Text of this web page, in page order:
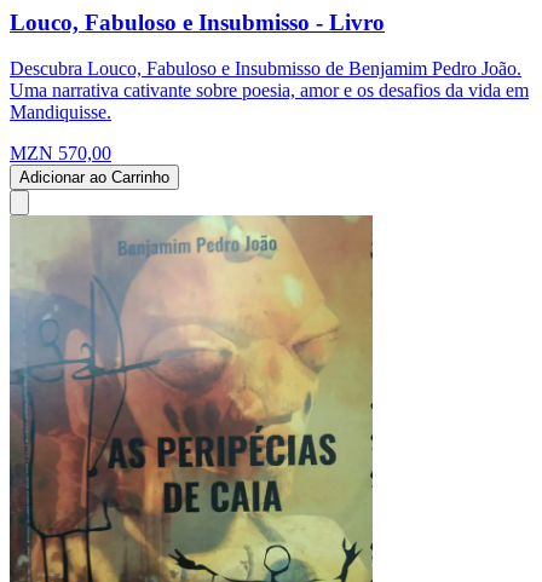
Louco, Fabuloso e Insubmisso - Livro
Descubra Louco, Fabuloso e Insubmisso de Benjamim Pedro João.
Uma narrativa cativante sobre poesia, amor e os desafios da vida em
Mandiquisse.
MZN 570,00
Adicionar ao Carrinho